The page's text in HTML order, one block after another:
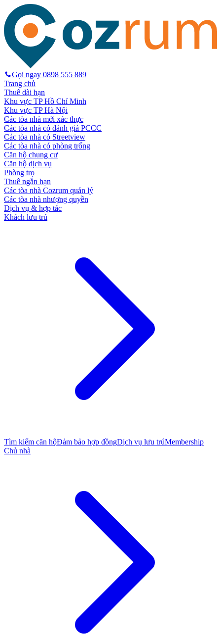
Gọi ngay 0898 555 889
Trang chủ
Thuê dài hạn
Khu vực TP Hồ Chí Minh
Khu vực TP Hà Nội
Các tòa nhà mới xác thực
Các tòa nhà có đánh giá PCCC
Các tòa nhà có Streetview
Các tòa nhà có phòng trống
Căn hộ chung cư
Căn hộ dịch vụ
Phòng trọ
Thuê ngắn hạn
Các tòa nhà Cozrum quản lý
Các tòa nhà nhượng quyền
Dịch vụ & hợp tác
Khách lưu trú
Tìm kiếm căn hộĐảm bảo hợp đồngDịch vụ lưu trúMembership
Chủ nhà